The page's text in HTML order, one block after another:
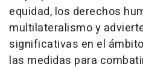
equidad, los derechos
multilateralismo y
significativas en el
las medidas para